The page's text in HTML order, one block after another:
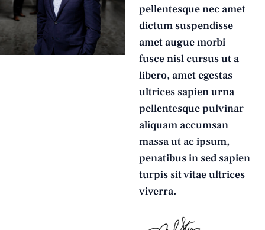
pellentesque nec amet
dictum suspendisse
amet augue morbi
fusce nisl cursus ut a
libero, amet egestas
ultrices sapien urna
pellentesque pulvinar
aliquam accumsan
massa ut ac ipsum,
penatibus in sed sapien
turpis sit vitae ultrices
viverra.